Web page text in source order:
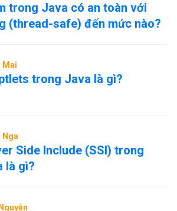
trong Java có an toàn với
(thread-safe) đến mức nào?
Mai
trong Java là gì?
Nga
Side Include (SSI) trong
là gì?